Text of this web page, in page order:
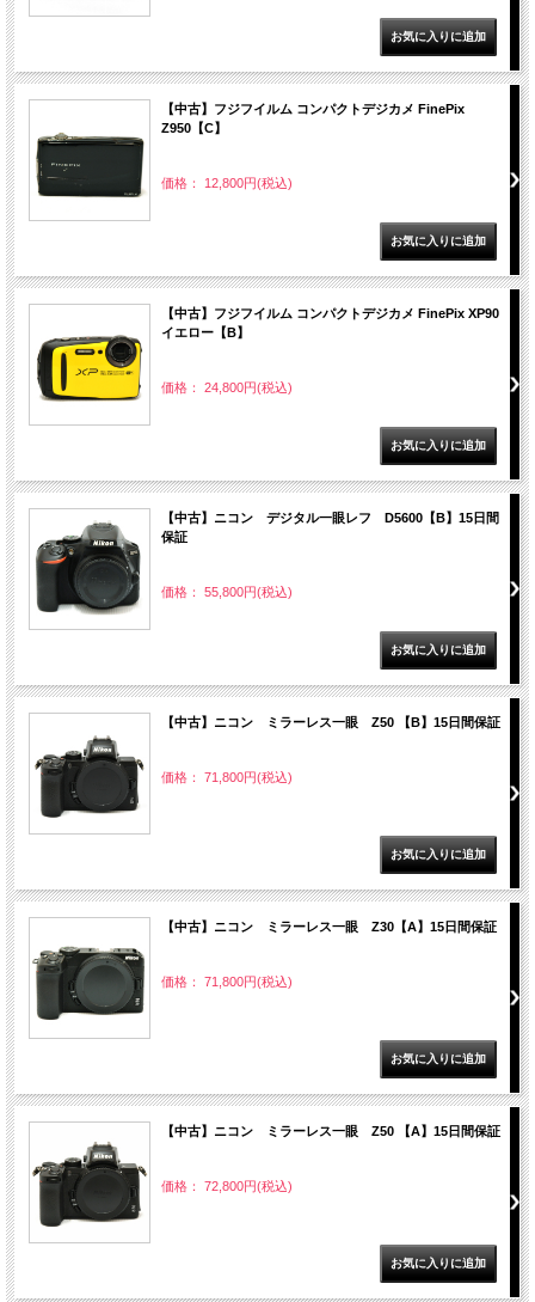
【中古】フジフイルム コンパクトデジカメ FinePix
Z950【C】
価格： 12,800円(税込)
【中古】フジフイルム コンパクトデジカメ FinePix XP90
イエロー【B】
価格： 24,800円(税込)
【中古】ニコン デジタル一眼レフ D5600【B】15日間
保証
価格： 55,800円(税込)
【中古】ニコン ミラーレス一眼 Z50 【B】15日間保証
価格： 71,800円(税込)
【中古】ニコン ミラーレス一眼 Z30【A】15日間保証
価格： 71,800円(税込)
【中古】ニコン ミラーレス一眼 Z50 【A】15日間保証
価格： 72,800円(税込)